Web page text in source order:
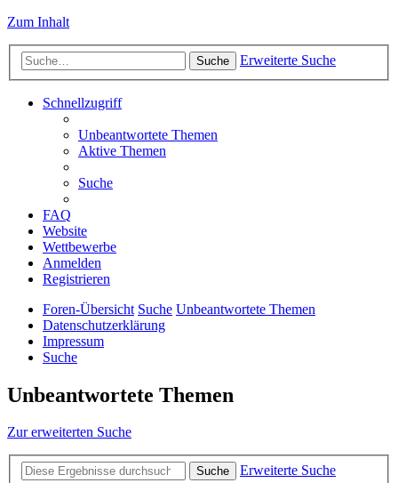
Zum Inhalt
Suche Erweiterte Suche
Schnellzugriff
Unbeantwortete Themen
Aktive Themen
Suche
FAQ
Website
Wettbewerbe
Anmelden
Registrieren
Foren-Übersicht Suche Unbeantwortete Themen
Datenschutzerklärung
Impressum
Suche
Unbeantwortete Themen
Zur erweiterten Suche
Suche
Erweiterte Suche